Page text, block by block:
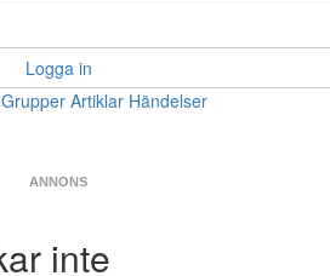
Logga in
Grupper Artiklar Händelser
ANNONS
inte